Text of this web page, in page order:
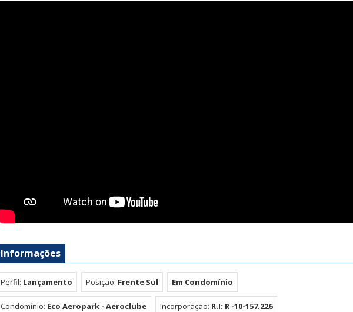
Informações
Perfil: Lançamento Posição: Frente Sul Em Condomínio
Condomínio: Eco Aeropark - Aeroclube Incorporação: R.I: R -10-157.226